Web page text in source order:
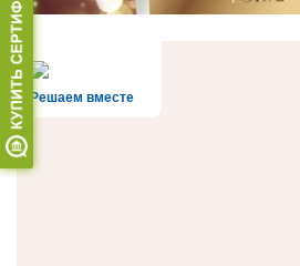
Решаем вместе